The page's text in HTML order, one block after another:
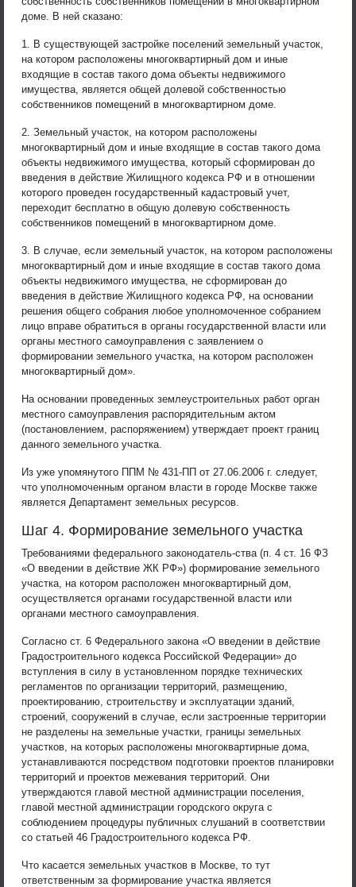
доме. В ней сказано:
1. В существующей застройке поселений земельный участок,
на котором расположены многоквартирный дом и иные
входящие в состав такого дома объекты недвижимого
имущества, является общей долевой собственностью
собственников помещений в многоквартирном доме.
2. Земельный участок, на котором расположены
многоквартирный дом и иные входящие в состав такого дома
объекты недвижимого имущества, который сформирован до
введения в действие Жилищного кодекса РФ и в отношении
которого проведен государственный кадастровый учет,
переходит бесплатно в общую долевую собственность
собственников помещений в многоквартирном доме.
3. В случае, если земельный участок, на котором расположены
многоквартирный дом и иные входящие в состав такого дома
объекты недвижимого имущества, не сформирован до
введения в действие Жилищного кодекса РФ, на основании
решения общего собрания любое уполномоченное собранием
лицо вправе обратиться в органы государственной власти или
органы местного самоуправления с заявлением о
формировании земельного участка, на котором расположен
многоквартирный дом».
На основании проведенных землеустроительных работ орган
местного самоуправления распорядительным актом
(постановлением, распоряжением) утверждает проект границ
данного земельного участка.
Из уже упомянутого ППМ № 431-ПП от 27.06.2006 г. следует,
что уполномоченным органом власти в городе Москве также
является Департамент земельных ресурсов.
Шаг 4. Формирование земельного участка
Требованиями федерального законодатель-ства (п. 4 ст. 16 ФЗ
«О введении в действие ЖК РФ») формирование земельного
участка, на котором расположен многоквартирный дом,
осуществляется органами государственной власти или
органами местного самоуправления.
Согласно ст. 6 Федерального закона «О введении в действие
Градостроительного кодекса Российской Федерации» до
вступления в силу в установленном порядке технических
регламентов по организации территорий, размещению,
проектированию, строительству и эксплуатации зданий,
строений, сооружений в случае, если застроенные территории
не разделены на земельные участки, границы земельных
участков, на которых расположены многоквартирные дома,
устанавливаются посредством подготовки проектов планировки
территорий и проектов межевания территорий. Они
утверждаются главой местной администрации поселения,
главой местной администрации городского округа с
соблюдением процедуры публичных слушаний в соответствии
со статьей 46 Градостроительного кодекса РФ.
Что касается земельных участков в Москве, то тут
ответственным за формирование участка является